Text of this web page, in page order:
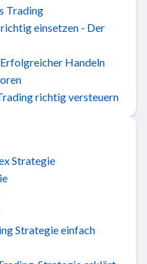
Trading
einsetzen - Der
Handeln
richtig versteuern
Strategie
Strategie einfach